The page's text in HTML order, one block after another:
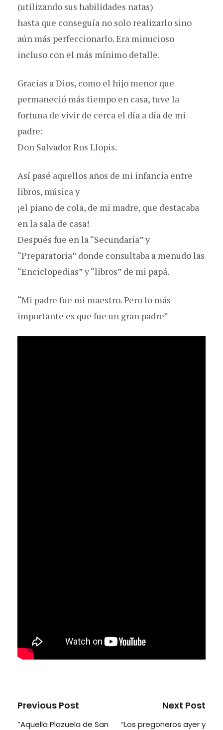
(utilizando sus habilidades natas)
hasta que conseguía no solo realizarlo sino
aún más perfeccionarlo. Era minucioso
incluso con el más mínimo detalle.
Gracias a Dios, como el hijo menor que
permaneció más tiempo en casa, tuve la
fortuna de vivir de cerca el día a día de mi
padre:
Don Salvador Ros Llopis.
Así pasé aquellos años de mi infancia entre
libros, música y
¡el piano de cola, de mi madre, que destacaba
en la sala de casa!
Después fue en la “Secundaria” y
“Preparatoria” donde consultaba a menudo las
“Enciclopedias” y “libros” de mi papá.
“Mi padre fue mi maestro. Pero lo más
importante es que fue un gran padre”
Previous Post
”Aquella Plazuela de San
Next Post
“Los pregoneros ayer y